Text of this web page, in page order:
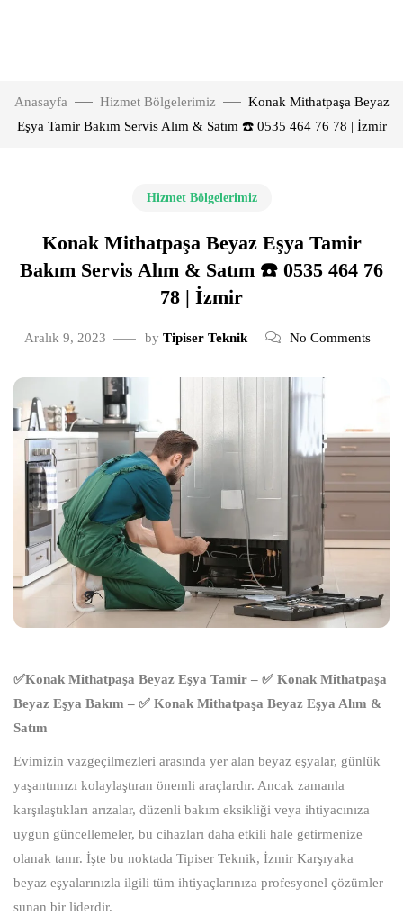
Anasayfa Hizmet Bölgelerimiz
Konak Mithatpaşa Beyaz
Eşya Tamir Bakım Servis Alım & Satım ☎️ 0535 464 76 78 | İzmir
Hizmet Bölgelerimiz
Konak Mithatpaşa Beyaz Eşya Tamir
Bakım Servis Alım & Satım ☎️ 0535 464 76
78 | İzmir
Aralık 9, 2023 by Tipiser Teknik No Comments
✅Konak Mithatpaşa Beyaz Eşya Tamir – ✅ Konak Mithatpaşa
Beyaz Eşya Bakım – ✅ Konak Mithatpaşa Beyaz Eşya Alım &
Satım
Evimizin vazgeçilmezleri arasında yer alan beyaz eşyalar, günlük
yaşantımızı kolaylaştıran önemli araçlardır. Ancak zamanla
karşılaştıkları arızalar, düzenli bakım eksikliği veya ihtiyacınıza
uygun güncellemeler, bu cihazları daha etkili hale getirmenize
olanak tanır. İşte bu noktada Tipiser Teknik, İzmir Karşıyaka
beyaz eşyalarınızla ilgili tüm ihtiyaçlarınıza profesyonel çözümler
sunan bir liderdir.